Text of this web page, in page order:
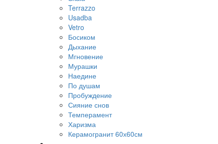
Terrazzo
Usadba
Vetro
Босиком
Дыхание
Мгновение
Мурашки
Наедине
По душам
Пробуждение
Сияние снов
Темперамент
Харизма
Керамогранит 60х60см